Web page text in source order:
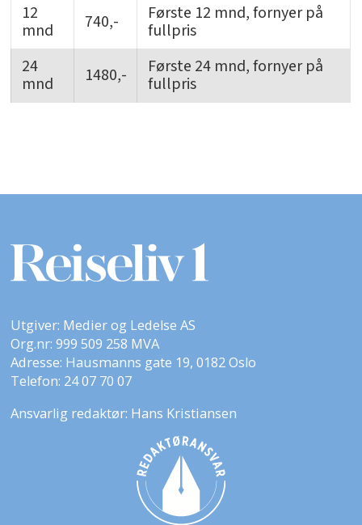
12
mnd 740,- Første 12 mnd, fornyer på
fullpris
24
mnd 1480,- Første 24 mnd, fornyer på
fullpris
Utgiver: Medier og Ledelse AS
Org.nr: 999 509 258 MVA
Adresse: Hausmanns gate 19, 0182 Oslo
Telefon: 24 07 70 07
Ansvarlig redaktør: Hans Kristiansen